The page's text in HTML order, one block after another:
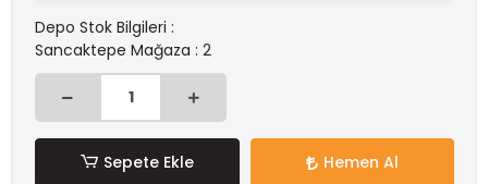
Depo Stok Bilgileri :
Sancaktepe Mağaza : 2
Sepete Ekle Hemen Al